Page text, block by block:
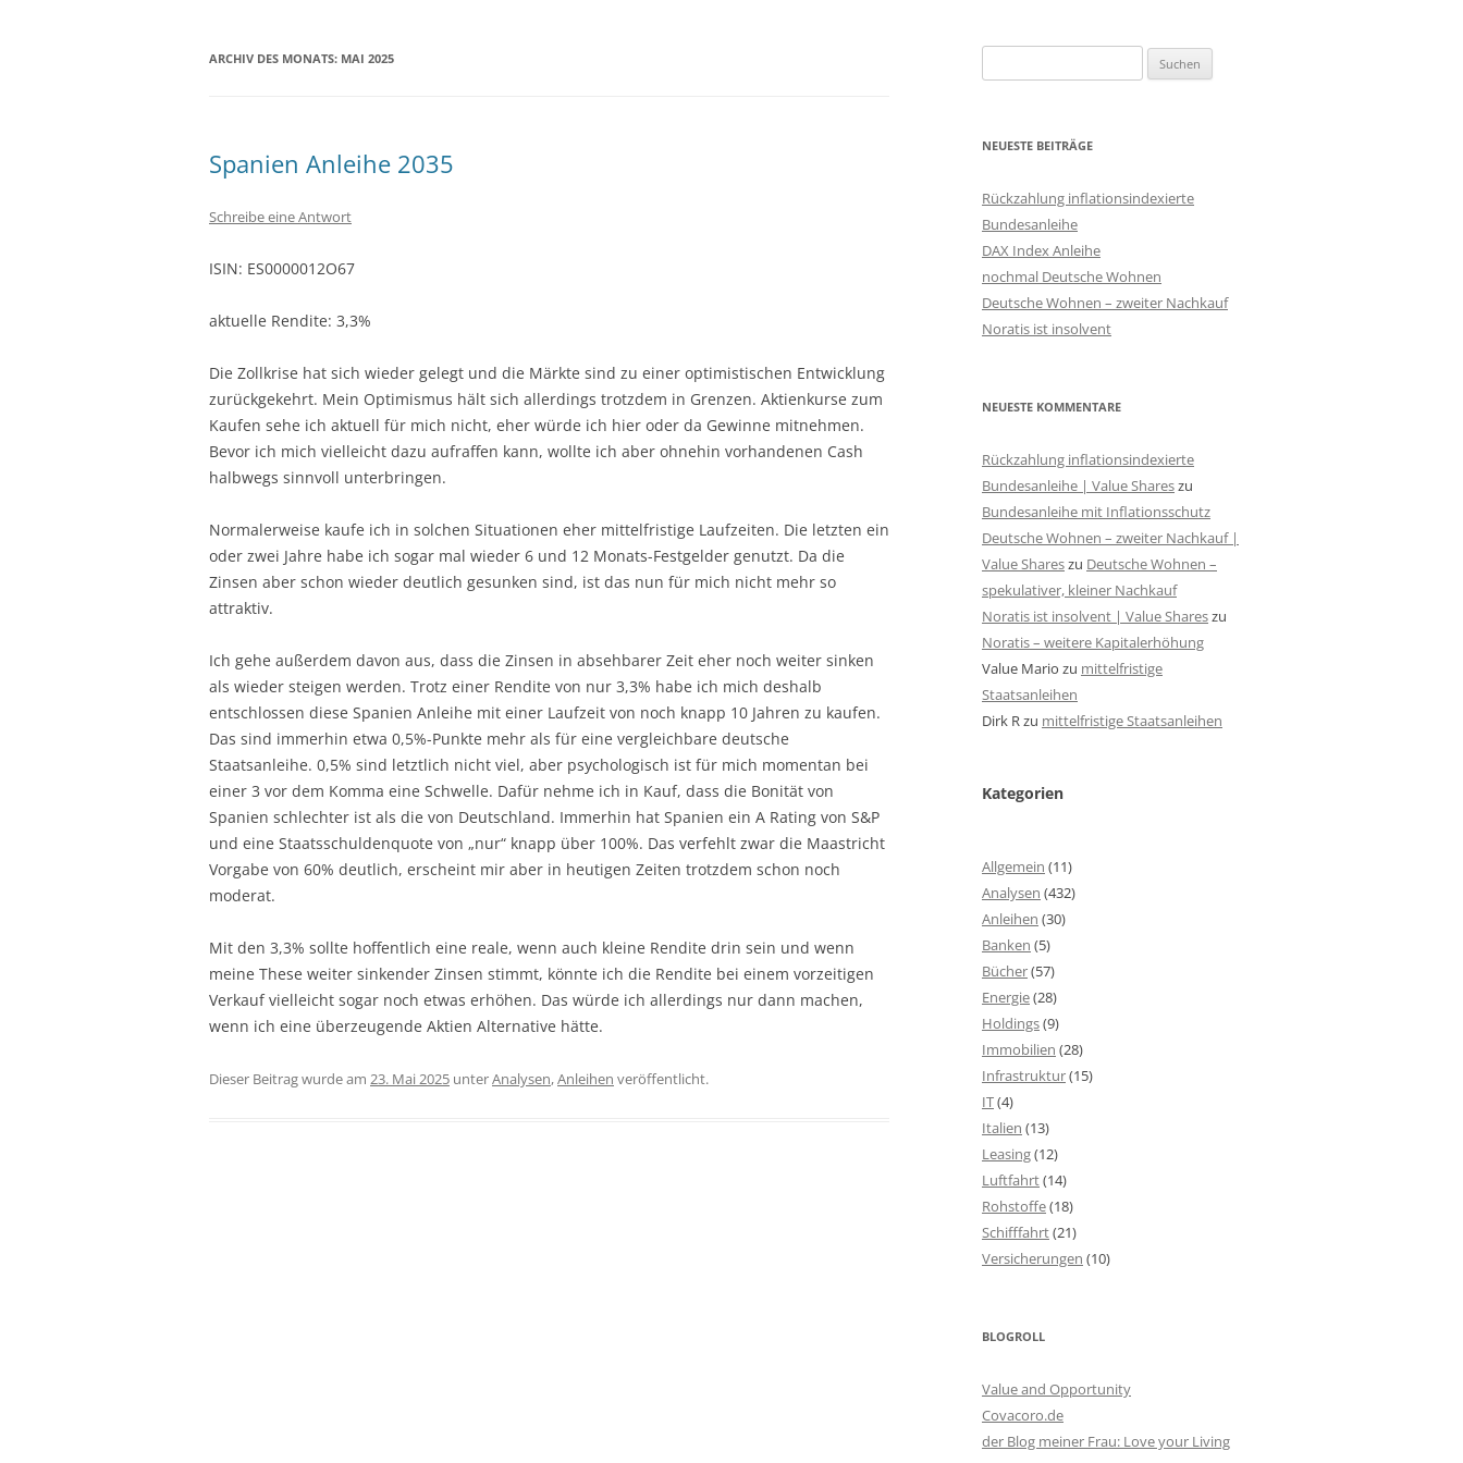
ARCHIV DES MONATS: MAI 2025
Spanien Anleihe 2035
Schreibe eine Antwort
ISIN: ES0000012O67
aktuelle Rendite: 3,3%
Die Zollkrise hat sich wieder gelegt und die Märkte sind zu einer optimistischen Entwicklung
zurückgekehrt. Mein Optimismus hält sich allerdings trotzdem in Grenzen. Aktienkurse zum
Kaufen sehe ich aktuell für mich nicht, eher würde ich hier oder da Gewinne mitnehmen.
Bevor ich mich vielleicht dazu aufraffen kann, wollte ich aber ohnehin vorhandenen Cash
halbwegs sinnvoll unterbringen.
Normalerweise kaufe ich in solchen Situationen eher mittelfristige Laufzeiten. Die letzten ein
oder zwei Jahre habe ich sogar mal wieder 6 und 12 Monats-Festgelder genutzt. Da die
Zinsen aber schon wieder deutlich gesunken sind, ist das nun für mich nicht mehr so
attraktiv.
Ich gehe außerdem davon aus, dass die Zinsen in absehbarer Zeit eher noch weiter sinken
als wieder steigen werden. Trotz einer Rendite von nur 3,3% habe ich mich deshalb
entschlossen diese Spanien Anleihe mit einer Laufzeit von noch knapp 10 Jahren zu kaufen.
Das sind immerhin etwa 0,5%-Punkte mehr als für eine vergleichbare deutsche
Staatsanleihe. 0,5% sind letztlich nicht viel, aber psychologisch ist für mich momentan bei
einer 3 vor dem Komma eine Schwelle. Dafür nehme ich in Kauf, dass die Bonität von
Spanien schlechter ist als die von Deutschland. Immerhin hat Spanien ein A Rating von S&P
und eine Staatsschuldenquote von „nur“ knapp über 100%. Das verfehlt zwar die Maastricht
Vorgabe von 60% deutlich, erscheint mir aber in heutigen Zeiten trotzdem schon noch
moderat.
Mit den 3,3% sollte hoffentlich eine reale, wenn auch kleine Rendite drin sein und wenn
meine These weiter sinkender Zinsen stimmt, könnte ich die Rendite bei einem vorzeitigen
Verkauf vielleicht sogar noch etwas erhöhen. Das würde ich allerdings nur dann machen,
wenn ich eine überzeugende Aktien Alternative hätte.
Dieser Beitrag wurde am 23. Mai 2025 unterAnalysen,Anleihen veröffentlicht.
nach:
NEUESTE BEITRÄGE
Rückzahlung inflationsindexierte
Bundesanleihe
DAX Index Anleihe
nochmal Deutsche Wohnen
Deutsche Wohnen – zweiter Nachkauf
Noratis ist insolvent
NEUESTE KOMMENTARE
Rückzahlung inflationsindexierte
Bundesanleihe | Value Shareszu
Bundesanleihe mit Inflationsschutz
Deutsche Wohnen – zweiter Nachkauf |
Value Shareszu Deutsche Wohnen –
spekulativer, kleiner Nachkauf
Noratis ist insolvent | Value Shareszu
Noratis – weitere Kapitalerhöhung
Value Mario zu mittelfristige
Staatsanleihen
Dirk Rzu mittelfristige Staatsanleihen
Kategorien
Allgemein (11)
Analysen (432)
Anleihen (30)
Banken (5)
Bücher(57)
Energie(28)
Holdings(9)
Immobilien (28)
Infrastruktur(15)
IT(4)
Italien (13)
Leasing(12)
Luftfahrt(14)
Rohstoffe(18)
Schifffahrt(21)
Versicherungen (10)
BLOGROLL
Value and Opportunity
Covacoro.de
der Blog meiner Frau: Love your Living